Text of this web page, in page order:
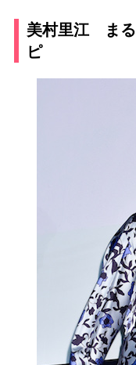
美村里江 まる
ピ